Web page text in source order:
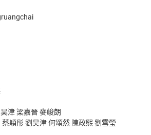
津 梁嘉晉 麥峻朗
穎彤 劉昊津 何頌然 陳政熙 劉雪瑩